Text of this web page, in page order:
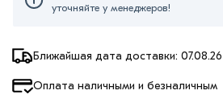
Ближайшая дата доставки: 07.08.26
Оплата наличными и безналичным
уточняйте у менеджеров!